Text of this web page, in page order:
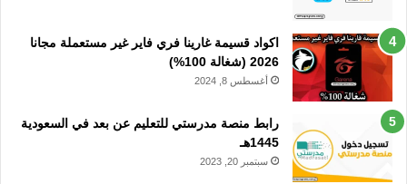
اكواد قسيمة غارينا فري فاير غير مستعملة مجانا
2026 (شغالة 100%)
أغسطس 8, 2024
رابط منصة مدرستي للتعليم عن بعد في السعودية
1445هـ
سبتمبر 20, 2023